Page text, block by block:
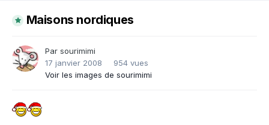
Maisons nordiques
Par sourimimi
17 janvier 2008
954 vues
Voir les images de sourimimi